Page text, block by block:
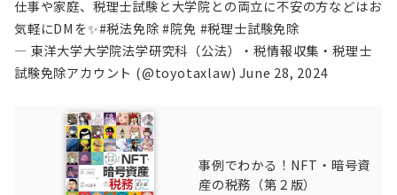
仕事や家庭、税理士試験と大学院との両立に不安の方などはお
気軽にDMを✨#税法免除 #院免 #税理士試験免除
— 東洋大学大学院法学研究科（公法）・税情報収集・税理士
試験免除アカウント (@toyotaxlaw)June 28, 2024
事例でわかる！NFT・暗号資
産の税務（第２版）